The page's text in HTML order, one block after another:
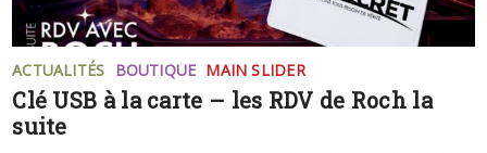
ACTUALITÉS BOUTIQUE MAIN SLIDER
Clé USB à la carte – les RDV de Roch la
suite